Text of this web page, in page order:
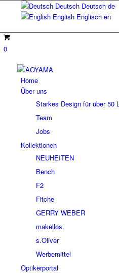
Deutsch Deutsch de
English Englisch en
0
Home
Über uns
Starkes Design für über 50
Team
Jobs
Kollektionen
NEUHEITEN
Bench
F2
Fitche
GERRY WEBER
makellos.
s.Oliver
Werbemittel
Optikerportal